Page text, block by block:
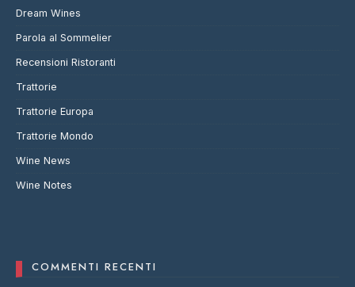
Dream Wines
Parola al Sommelier
Recensioni Ristoranti
Trattorie
Trattorie Europa
Trattorie Mondo
Wine News
Wine Notes
COMMENTI RECENTI